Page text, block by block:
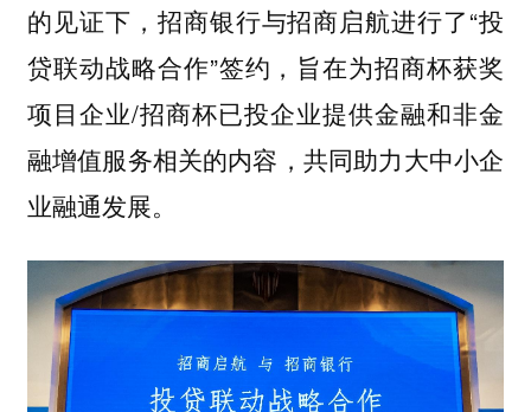
的见证下，招商银行与招商启航进行了“投
贷联动战略合作”签约，旨在为招商杯获奖
项目企业/招商杯已投企业提供金融和非金
融增值服务相关的内容，共同助力大中小企
业融通发展。